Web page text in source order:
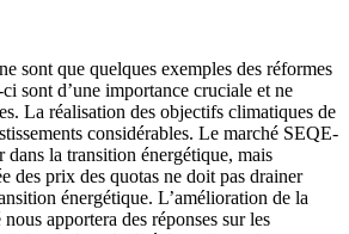
sont que quelques exemples des réformes
sont d’une importance cruciale et ne
La réalisation des objectifs climatiques de
considérables. Le marché SEQE-
la transition énergétique, mais
des prix des quotas ne doit pas drainer
énergétique. L’amélioration de la
apportera des réponses sur les